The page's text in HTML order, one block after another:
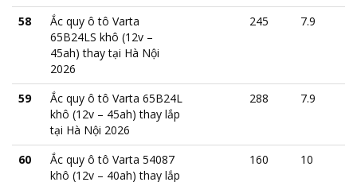
58
Ắc quy ô tô Varta
65B24LS khô (12v –
45ah) thay tại Hà Nội
2026
245 7.9
59
Ắc quy ô tô Varta 65B24L
khô (12v – 45ah) thay lắp
tại Hà Nội 2026
288 7.9
60
Ắc quy ô tô Varta 54087
khô (12v – 40ah) thay lắp
160 10